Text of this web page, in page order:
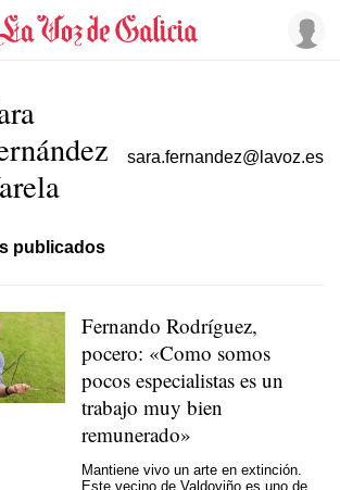
sara.fernandez@lavoz.es
publicados
Fernando Rodríguez,
pocero: «Como somos
pocos especialistas es un
trabajo muy bien
remunerado»
Mantiene vivo un arte en extinción.
Este vecino de Valdoviño es uno de